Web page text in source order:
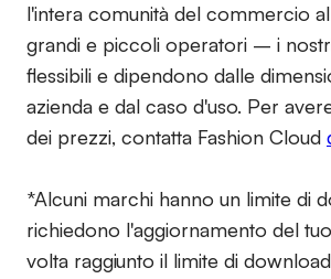
l'intera comunità del commercio
grandi e piccoli operatori – i
flessibili e dipendono dalle
azienda e dal caso d'uso. Per
dei prezzi, contatta Fashion Cloud
*Alcuni marchi hanno un limite di
richiedono l'aggiornamento del
volta raggiunto il limite di